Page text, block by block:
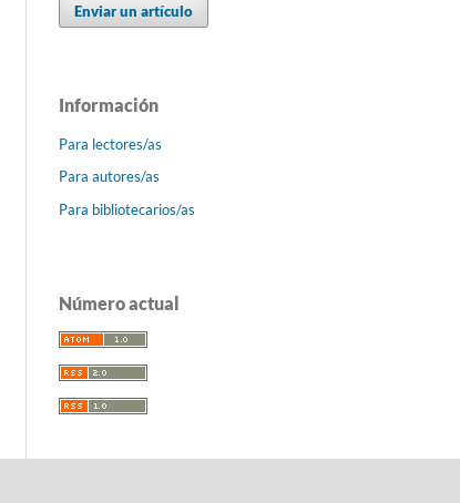
Enviar un artículo
Información
Para lectores/as
Para autores/as
Para bibliotecarios/as
Número actual